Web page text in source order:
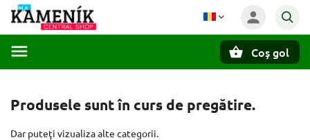
Coş gol
Produsele sunt în curs de pregătire.
Dar puteţi vizualiza alte categorii.